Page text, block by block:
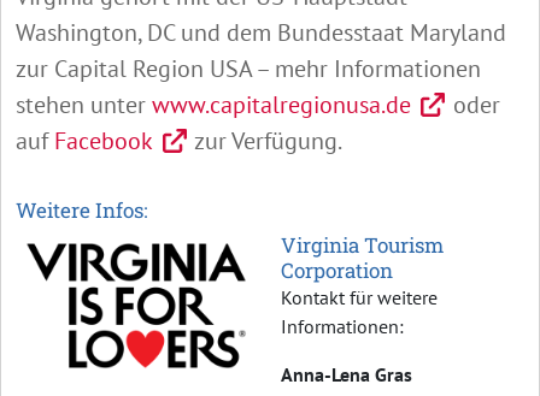
Washington, DC und dem Bundesstaat Maryland
zur Capital Region USA – mehr Informationen
stehen unterwww.capitalregionusa.de
oder
aufFacebook zur Verfügung.
Weitere Infos:
Virginia Tourism
Corporation
Kontakt für weitere
Informationen:
Anna-Lena Gras